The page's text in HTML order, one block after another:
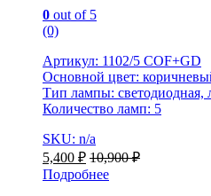
0 out of 5
(0)
Артикул: 1102/5 COF+GD
Основной цвет:
Тип лампы: светодиодная,
Количество ламп: 5
SKU: n/a
5,400 ₽ 10,900₽
Подробнее